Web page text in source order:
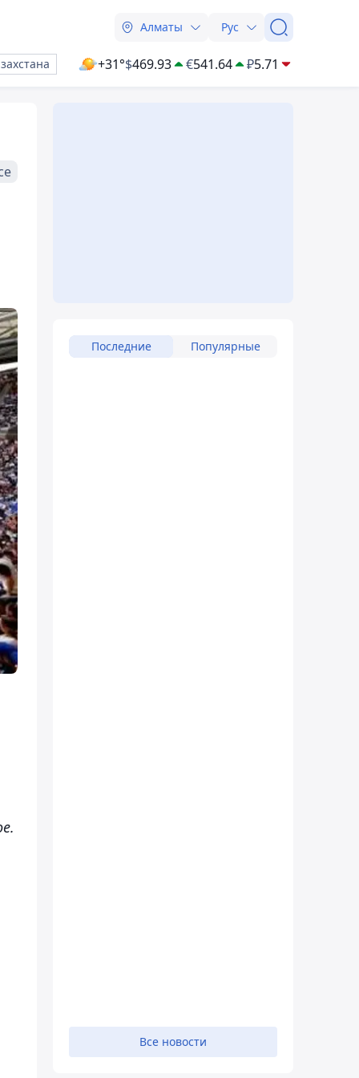
Алматы Рус
+31°$469.93 €541.64 ₽5.71
Последние Популярные
Все новости